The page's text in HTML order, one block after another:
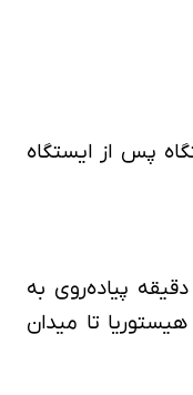
پس از ایستگاه
همچنین شما برای رفتن به مرکز خرید هیستوریا با اتوبوس می‌توانید در ایستگاه اسکندر پاشا (200 متری مرکز خرید)، از اتوبوس پیاده شده و با 5 دقیقه پیاده‌روی به
تا میدان